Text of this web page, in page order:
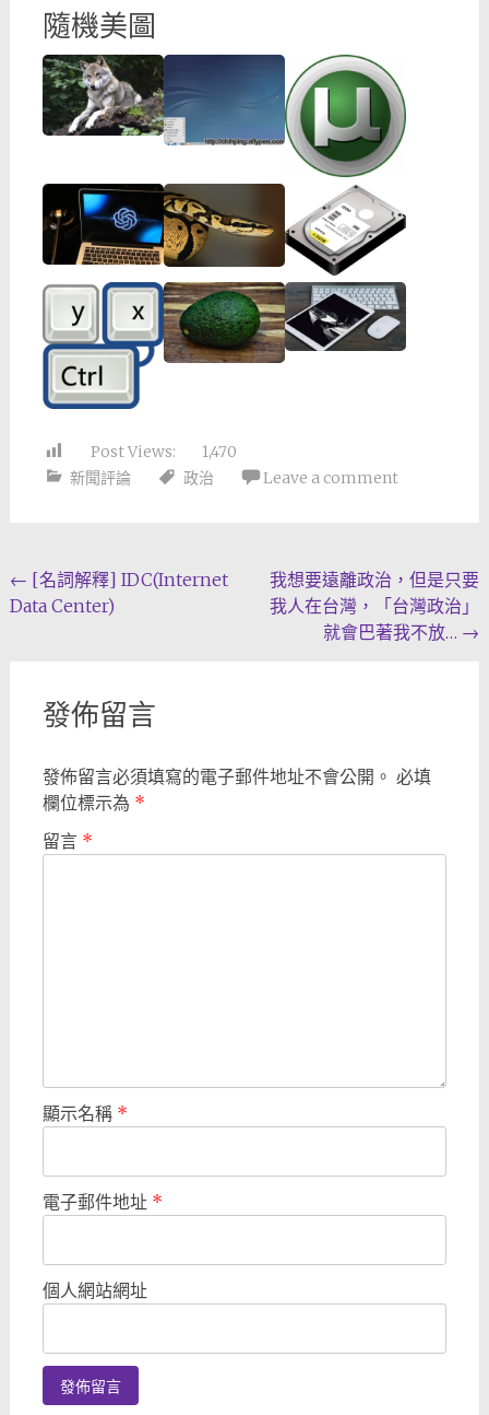
隨機美圖
Post Views:
1,470
新聞評論
政治 Leave a comment
Post
navigation
← [名詞解釋] IDC(Internet
Data Center)
我想要遠離政治，但是只要
我人在台灣，「台灣政治」
就會巴著我不放… →
發佈留言
發佈留言必須填寫的電子郵件地址不會公開。 必填
欄位標示為 *
留言 *
顯示名稱 *
電子郵件地址 *
個人網站網址